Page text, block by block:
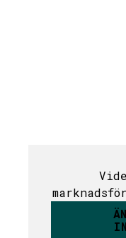
ANKOMST
Gårdsområde
Det finns